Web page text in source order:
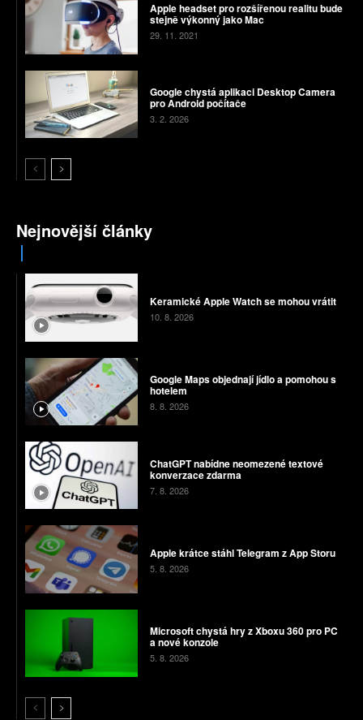
Apple headset pro rozšířenou realitu bude
stejně výkonný jako Mac
29. 11. 2021
Google chystá aplikaci Desktop Camera
pro Android počítače
3. 2. 2026
Nejnovější články
Keramické Apple Watch se mohou vrátit
10. 8. 2026
Google Maps objednají jídlo a pomohou s
hotelem
8. 8. 2026
ChatGPT nabídne neomezené textové
konverzace zdarma
7. 8. 2026
Apple krátce stáhl Telegram z App Storu
5. 8. 2026
Microsoft chystá hry z Xboxu 360 pro PC
a nové konzole
5. 8. 2026